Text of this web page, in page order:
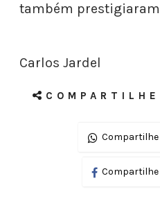
também prestigiaram
Carlos Jardel